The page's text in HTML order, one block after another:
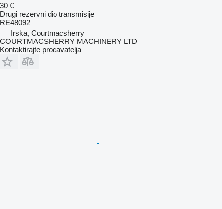
30 €
Drugi rezervni dio transmisije
RE48092
Irska, Courtmacsherry
COURTMACSHERRY MACHINERY LTD
Kontaktirajte prodavatelja